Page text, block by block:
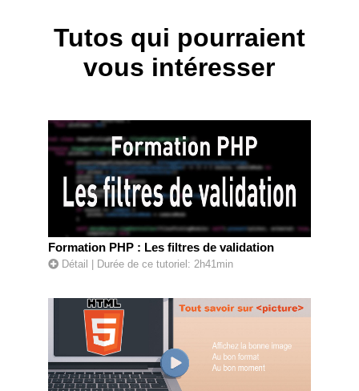
Tutos qui pourraient
vous intéresser
Formation PHP : Les filtres de validation
Détail | Durée de ce tutoriel: 2h41min